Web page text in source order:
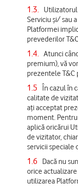
1.3.
Serviciu și/ sau
Platformei
prevederilor
1.4.
Atunci
premium), vă
prezentele T&C
1.5 În cazul în
calitate de
ați acceptat
moment.
aplică oricărui
de vizitator,
servicii
1.6 Dacă nu
orice
utilizarea